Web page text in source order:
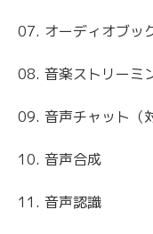
07. オーディオブッ
08. 音楽ストリーミ
09. 音声チャット（
10. 音声合成
11. 音声認識